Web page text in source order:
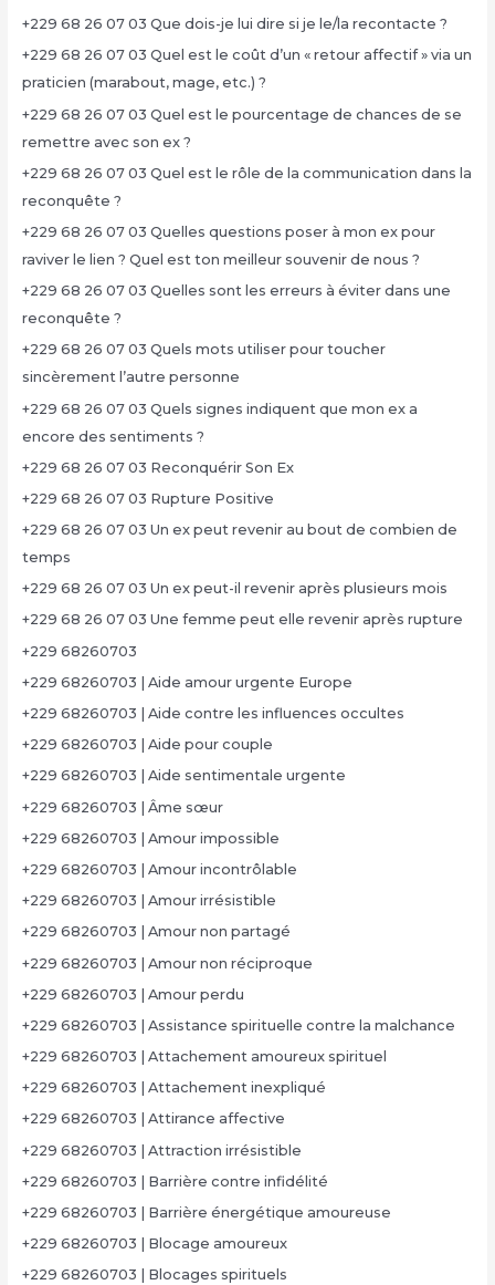
+229 68 26 07 03 Que dois-je lui dire si je le/la recontacte ?
+229 68 26 07 03 Quel est le coût d’un « retour affectif » via un
praticien (marabout, mage, etc.) ?
+229 68 26 07 03 Quel est le pourcentage de chances de se
remettre avec son ex ?
+229 68 26 07 03 Quel est le rôle de la communication dans la
reconquête ?
+229 68 26 07 03 Quelles questions poser à mon ex pour
raviver le lien ? Quel est ton meilleur souvenir de nous ?
+229 68 26 07 03 Quelles sont les erreurs à éviter dans une
reconquête ?
+229 68 26 07 03 Quels mots utiliser pour toucher
sincèrement l’autre personne
+229 68 26 07 03 Quels signes indiquent que mon ex a
encore des sentiments ?
+229 68 26 07 03 Reconquérir Son Ex
+229 68 26 07 03 Rupture Positive
+229 68 26 07 03 Un ex peut revenir au bout de combien de
temps
+229 68 26 07 03 Un ex peut-il revenir après plusieurs mois
+229 68 26 07 03 Une femme peut elle revenir après rupture
+229 68260703
+229 68260703 | Aide amour urgente Europe
+229 68260703 | Aide contre les influences occultes
+229 68260703 | Aide pour couple
+229 68260703 | Aide sentimentale urgente
+229 68260703 | Âme sœur
+229 68260703 | Amour impossible
+229 68260703 | Amour incontrôlable
+229 68260703 | Amour irrésistible
+229 68260703 | Amour non partagé
+229 68260703 | Amour non réciproque
+229 68260703 | Amour perdu
+229 68260703 | Assistance spirituelle contre la malchance
+229 68260703 | Attachement amoureux spirituel
+229 68260703 | Attachement inexpliqué
+229 68260703 | Attirance affective
+229 68260703 | Attraction irrésistible
+229 68260703 | Barrière contre infidélité
+229 68260703 | Barrière énergétique amoureuse
+229 68260703 | Blocage amoureux
+229 68260703 | Blocages spirituels